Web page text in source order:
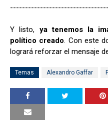
Y listo, ya tenemos la
político creado. Con este
logrará reforzar el mensaje
Temas Alexandro Gaffar